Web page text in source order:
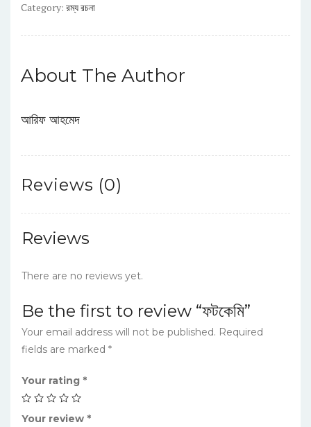
Category: রম্য রচনা
About The Author
আরিফ আহমেদ
Reviews (0)
Reviews
There are no reviews yet.
Be the first to review “ফটকেমি”
Your email address will not be published. Required
fields are marked *
Your rating *
Your review *